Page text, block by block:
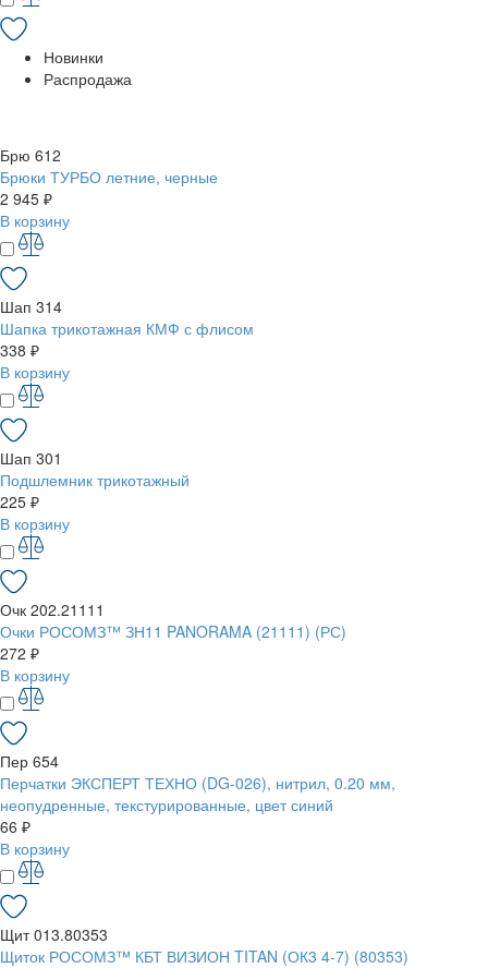
Новинки
Распродажа
Брю 612
Брюки ТУРБО летние, черные
2 945 ₽
В корзину
Шап 314
Шапка трикотажная КМФ с флисом
338 ₽
В корзину
Шап 301
Подшлемник трикотажный
225 ₽
В корзину
Очк 202.21111
Очки РОСОМЗ™ ЗН11 PANORAMA (21111) (РС)
272 ₽
В корзину
Пер 654
Перчатки ЭКСПЕРТ ТЕХНО (DG-026), нитрил, 0.20 мм,
неопудренные, текстурированные, цвет синий
66 ₽
В корзину
Щит 013.80353
Щиток РОСОМЗ™ КБТ ВИЗИОН TITAN (ОК3 4-7) (80353)